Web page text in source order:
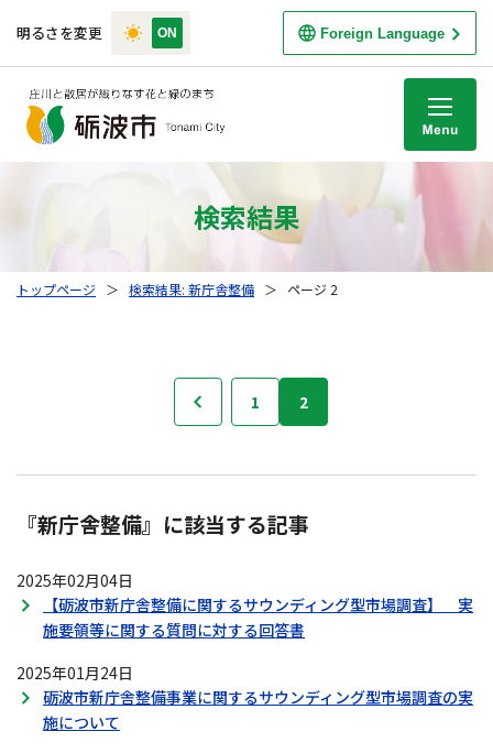
明るさを変更 Foreign Language
検索結果
トップページ ＞ 検索結果: 新庁舎整備 ＞ ページ 2
ナ
ー
シ
ン
1 2
『新庁舎整備』に該当する記事
2025年02月04日
【砺波市新庁舎整備に関するサウンディング型市場調査】 実
施要領等に関する質問に対する回答書
2025年01月24日
砺波市新庁舎整備事業に関するサウンディング型市場調査の実
施について